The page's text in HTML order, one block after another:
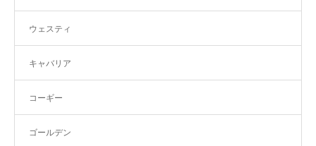
ウェスティ
キャバリア
コーギー
ゴールデン